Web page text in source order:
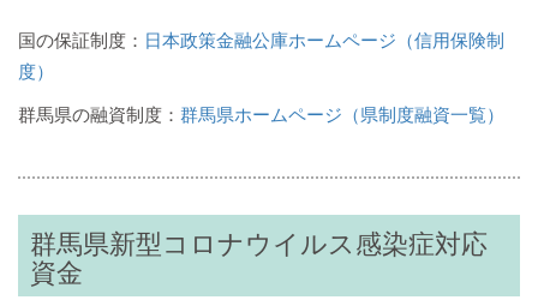
国の保証制度： 日本政策金融公庫ホームページ（信用保険制
度）
群馬県の融資制度： 群馬県ホームページ（県制度融資一覧）
群馬県新型コロナウイルス感染症対応
資金